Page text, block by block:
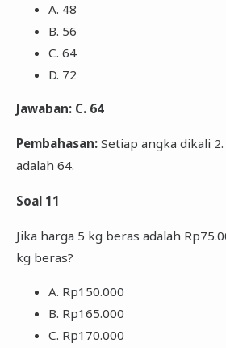
A. 48
B. 56
C. 64
D. 72
Jawaban: C. 64
Pembahasan:Setiap angka dikali 2.
adalah 64.
Soal 11
Jika harga 5 kg beras adalah
kg beras?
A. Rp150.000
B. Rp165.000
C. Rp170.000